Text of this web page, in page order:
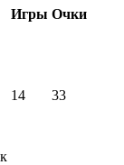
Игры Очки
14 33